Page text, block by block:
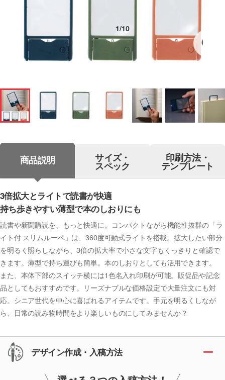
1/10
商品説明 サイズ・
スペック
印刷方法・
テンプレート
3倍拡大とライトで読書が快適
持ち歩きやすい薄型で本のしおりにも
読書や新聞購読を、もっと快適に。コンパクトながら機能性抜群の「ラ
イト付 スリムルーペ」は、360度可動式ライトを搭載。拡大したい部分
を明るく照らしながら、3倍の拡大率で小さな文字もくっきりと確認で
きます。薄型で持ち運びも簡単。本のしおりとしても活用できます。
また、本体下部のスイッチ横には1色名入れ印刷が可能。販促品や記念
品としてもおすすめです。リーズナブルな価格設定で大量注文にも対
応。シニア世代を中心に喜ばれるアイテムです。手元を明るくしなが
ら、日常の読み物時間をより楽しいものにしてみませんか？
デザイン作成・入稿方法